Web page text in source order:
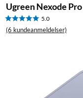
Ugreen Nexode
5.0
(6 kundeanmeldelser)